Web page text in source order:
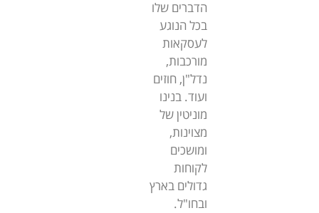
הדברים שלו
בכל הנוגע
לעסקאות
מורכבות,
נדל"ן, חוזים
ועוד. בנינו
מוניטין של
מצוינות,
ומושכים
לקוחות
גדולים בארץ
ובחו"ל.